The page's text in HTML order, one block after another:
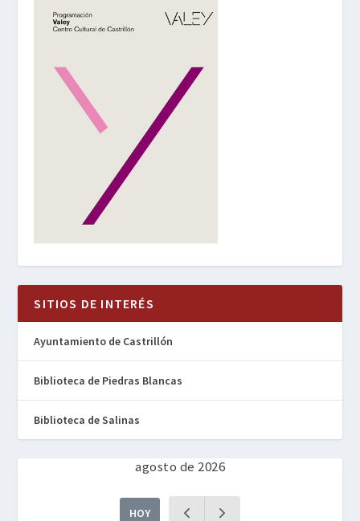
SITIOS DE INTERÉS
Ayuntamiento de Castrillón
Biblioteca de Piedras Blancas
Biblioteca de Salinas
agosto de 2026
HOY